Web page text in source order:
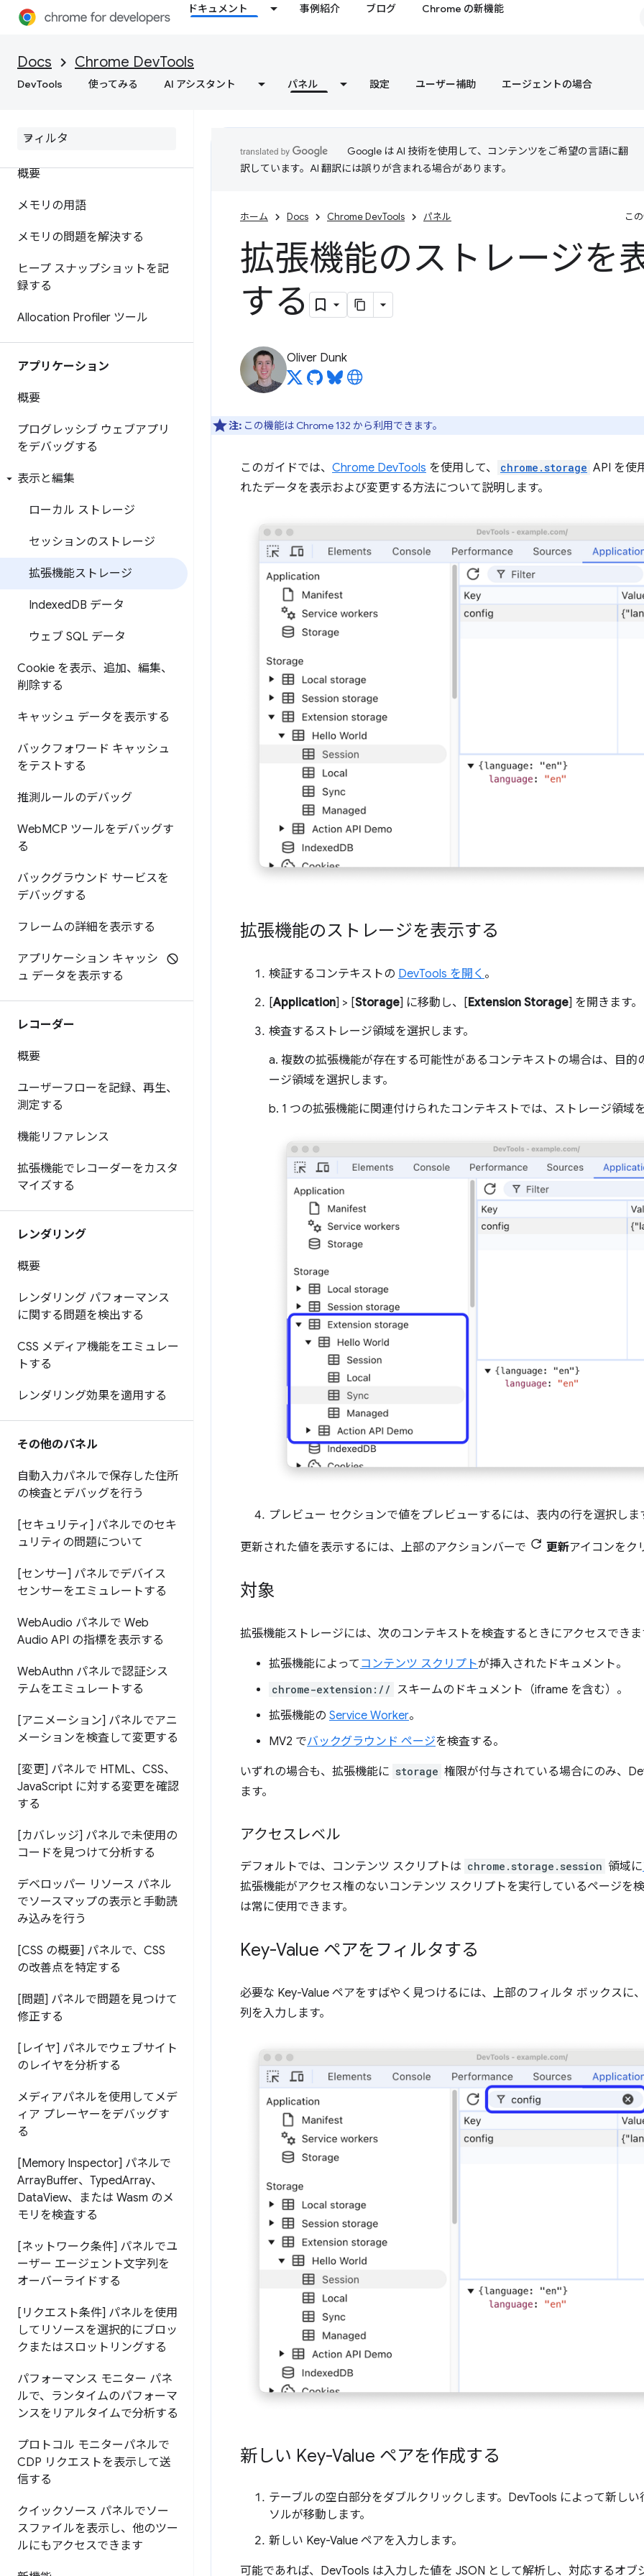
ドキュメント 事例紹介 ブログ Chrome の新機能
Docs Chrome DevTools
DevTools 使ってみる AI アシスタント パネル 設定 ユーザー補助 エージェントの場合
存する
Lighthouse
メモリ
概要
メモリの用語
メモリの問題を解決する
ヒープ スナップショットを記
録する
Allocation Profiler ツール
アプリケーション
概要
プログレッシブ ウェブアプリ
をデバッグする
表示と編集
ローカル ストレージ
セッションのストレージ
拡張機能ストレージ
IndexedDB データ
ウェブ SQL データ
Cookie を表示、追加、編集、
削除する
キャッシュ データを表示する
バックフォワード キャッシュ
をテストする
推測ルールのデバッグ
WebMCP ツールをデバッグす
る
バックグラウンド サービスを
デバッグする
フレームの詳細を表示する
アプリケーション キャッシ
ュ データを表示する
レコーダー
概要
ユーザーフローを記録、再生、
測定する
機能リファレンス
拡張機能でレコーダーをカスタ
マイズする
レンダリング
概要
レンダリング パフォーマンス
に関する問題を検出する
CSS メディア機能をエミュレー
トする
レンダリング効果を適用する
その他のパネル
自動入力パネルで保存した住所
の検査とデバッグを行う
[セキュリティ] パネルでのセキ
ュリティの問題について
[センサー] パネルでデバイス
センサーをエミュレートする
WebAudio パネルで Web
Audio API の指標を表示する
WebAuthn パネルで認証シス
テムをエミュレートする
[アニメーション] パネルでアニ
メーションを検査して変更する
[変更] パネルで HTML、CSS、
JavaScript に対する変更を確認
する
[カバレッジ] パネルで未使用の
コードを見つけて分析する
デベロッパー リソース パネル
でソースマップの表示と手動読
み込みを行う
[CSS の概要] パネルで、CSS
の改善点を特定する
[問題] パネルで問題を見つけて
修正する
[レイヤ] パネルでウェブサイト
のレイヤを分析する
メディアパネルを使用してメデ
ィア プレーヤーをデバッグす
る
[Memory Inspector] パネルで
ArrayBuffer、TypedArray、
DataView、または Wasm のメ
モリを検査する
[ネットワーク条件] パネルでユ
ーザー エージェント文字列を
オーバーライドする
[リクエスト条件] パネルを使用
してリソースを選択的にブロッ
クまたはスロットリングする
パフォーマンス モニター パネ
ルで、ランタイムのパフォーマ
ンスをリアルタイムで分析する
プロトコル モニターパネルで
CDP リクエストを表示して送
信する
クイックソース パネルでソー
スファイルを表示し、他のツー
ルにもアクセスできます
Google は AI 技術を使用して、コンテンツをご希望の言語に翻
訳しています。AI 翻訳には誤りが含まれる場合があります。
ホーム Docs Chrome DevTools パネル こ
拡張機能のストレージを
する
Oliver Dunk
注: この機能は Chrome 132 から利用できます。
このガイドでは、 Chrome DevTools を使用して、 chrome.storage API を使
れたデータを表示および変更する方法について説明します。
拡張機能のストレージを表示する
検証するコンテキストの DevTools を開く 。
[Application] > [Storage] に移動し、[Extension Storage] を開きます。
検査するストレージ領域を選択します。
a. 複数の拡張機能が存在する可能性があるコンテキストの場合は、目的
ージ領域を選択します。
b. 1 つの拡張機能に関連付けられたコンテキストでは、ストレージ領域
プレビュー セクションで値をプレビューするには、表内の行を選択しま
更新された値を表示するには、上部のアクションバーで 更新アイコンをク
対象
拡張機能ストレージには、次のコンテキストを検査するときにアクセスできま
拡張機能によって コンテンツ スクリプトが挿入されたドキュメント。
chrome-extension:// スキームのドキュメント（iframe を含む）。
拡張機能の Service Worker。
MV2 でバックグラウンド ページを検査する。
いずれの場合も、拡張機能に storage 権限が付与されている場合にのみ、
ます。
アクセスレベル
デフォルトでは、コンテンツ スクリプトは chrome.storage.session 領域に
拡張機能がアクセス権のないコンテンツ スクリプトを実行しているページを
は常に使用できます。
Key-Value ペアをフィルタする
必要な Key-Value ペアをすばやく見つけるには、上部のフィルタ ボックスに
列を入力します。
新しい Key-Value ペアを作成する
テーブルの空白部分をダブルクリックします。DevTools によって新し
ソルが移動します。
新しい Key-Value ペアを入力します。
可能であれば、DevTools は入力した値を JSON として解析し、対応するオブ